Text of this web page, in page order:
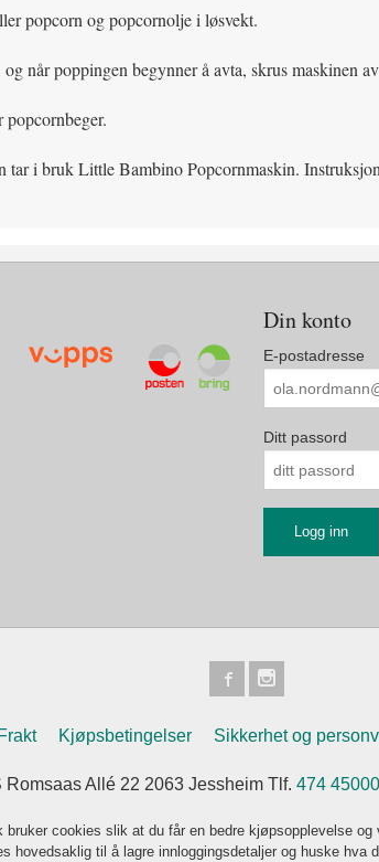
popcorn og popcornolje i løsvekt.
når poppingen begynner å avta, skrus maskinen
tar i bruk Little Bambino Popcornmaskin.
Din konto
E-postadresse
Ditt passord
Kjøpsbetingelser Sikkerhet og
Romsaas Allé 22 2063 Jessheim Tlf. 474 45000
bruker cookies slik at du får en bedre kjøpsopplevelse
hovedsaklig til å lagre innloggingsdetaljer og huske hva